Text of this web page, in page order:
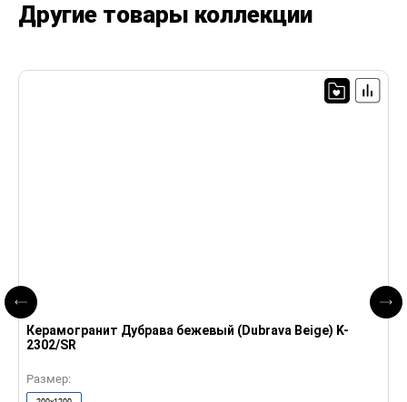
Другие товары коллекции
Керамогранит Дубрава бежевый (Dubrava Beige) K-
2302/SR
Размер: